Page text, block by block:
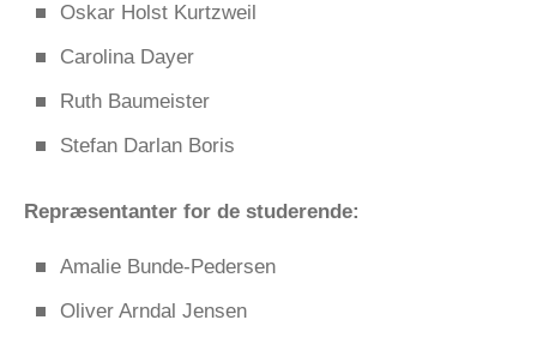
Oskar Holst Kurtzweil
Carolina Dayer
Ruth Baumeister
Stefan Darlan Boris
Repræsentanter for de studerende:
Amalie Bunde-Pedersen
Oliver Arndal Jensen